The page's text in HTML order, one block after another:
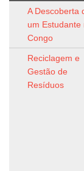
A Descoberta
um Estudante
Congo
Reciclagem e
Gestão de
Resíduos